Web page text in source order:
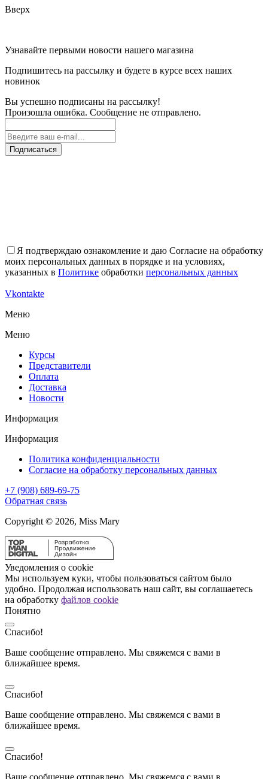
Вверх
Узнавайте первыми новости нашего магазина
Подпишитесь на рассылку и будете в курсе всех наших
новинок
Вы успешно подписаны на рассылку!
Произошла ошибка. Сообщение не отправлено.
Подписаться
Я подтверждаю ознакомление и даю Согласие на обработку
моих персональных данных в порядке и на условиях,
указанных в Политике обработки персональных данных
Vkontakte
Меню
Меню
Курсы
Представители
Оплата
Доставка
Новости
Информация
Информация
Политика конфиденциальности
Согласие на обработку персональных данных
+7 (908) 689-69-75
Обратная связь
Copyright © 2026, Miss Mary
Уведомления о cookie
Мы используем куки, чтобы пользоваться сайтом было
удобно. Продолжая использовать наш сайт, вы соглашаетесь
на обработку файлов cookie
Понятно
Спасибо!
Ваше сообщение отправлено. Мы свяжемся с вами в
ближайшее время.
Спасибо!
Ваше сообщение отправлено. Мы свяжемся с вами в
ближайшее время.
Спасибо!
Ваше сообщение отправлено. Мы свяжемся с вами в